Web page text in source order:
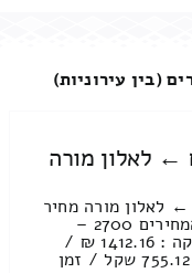
(בין עירוניות)
← לאלון מורה מחיר
מחירון: 2232.30 ₪ / אלה שבטווח המחירים 2700 –
2100 ₪ עבודות סבלות , טעינה ופריקה : 1412.16 ₪ /
זמן : 33 דקות 23 שניות מחיר נסיעה 755.12 שקל / זמן